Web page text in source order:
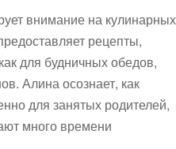
внимание на кулинарных
рецепты,
для будничных обедов,
Алина осознает, как
для занятых родителей,
много времени